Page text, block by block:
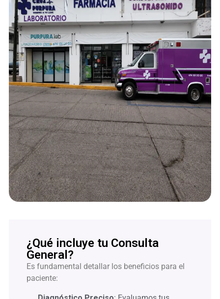
¿Qué incluye tu Consulta
General?
Es fundamental detallar los beneficios para el
paciente: